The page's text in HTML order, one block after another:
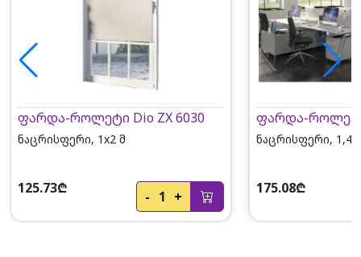
ფარდა-როლეტი Dio ZX 6030
ნაცრისფერი, 1x2 მ
125.73₾ - 1 +
ფარდა-როლეტი
ნაცრისფერი,
175.08₾